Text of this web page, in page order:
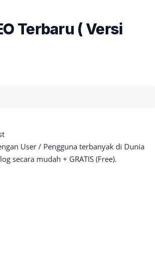
Terbaru ( Versi
User / Pengguna terbanyak di Dunia
secara mudah + GRATIS (Free).